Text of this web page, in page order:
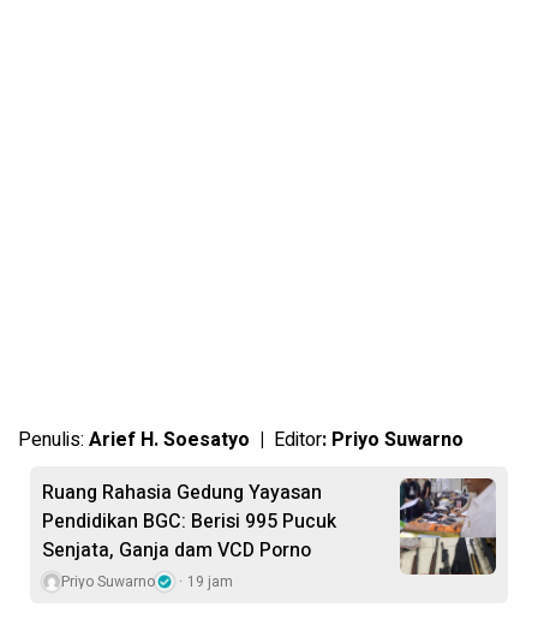
Penulis: Arief H. Soesatyo | Editor: Priyo Suwarno
Ruang Rahasia Gedung Yayasan
Pendidikan BGC: Berisi 995 Pucuk
Senjata, Ganja dam VCD Porno
Priyo Suwarno 19 jam